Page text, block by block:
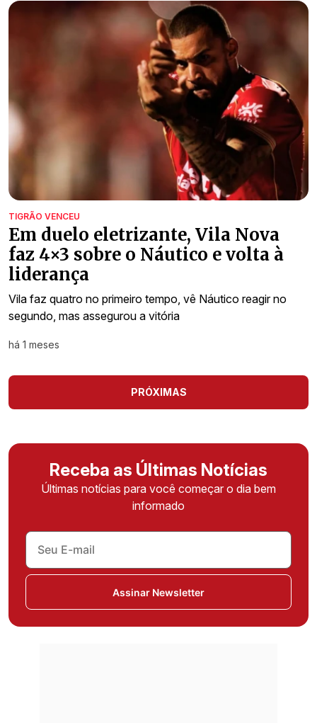
TIGRÃO VENCEU
Em duelo eletrizante, Vila Nova
faz 4×3 sobre o Náutico e volta à
liderança
Vila faz quatro no primeiro tempo, vê Náutico reagir no
segundo, mas assegurou a vitória
há 1 meses
PRÓXIMAS
Receba as Últimas Notícias
Últimas notícias para você começar o dia bem
informado
Assinar Newsletter